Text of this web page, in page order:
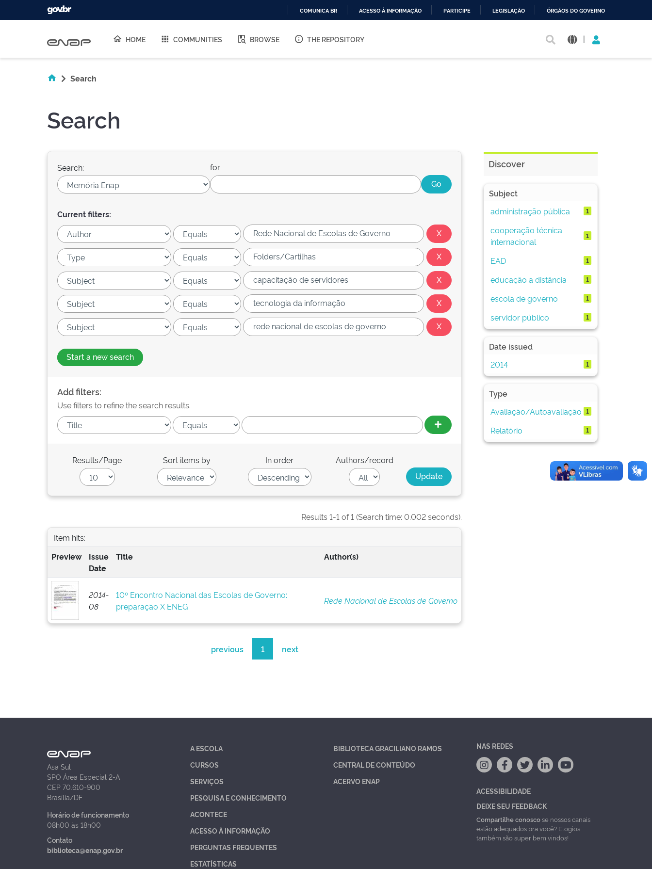
O
COMUNICA BR ACESSO À INFORMAÇÃO PARTICIPE LEGISLAÇÃO ÓRGÃOS DO GOVERNO
HOME COMMUNITIES BROWSE THE REPOSITORY |
Search
Search
Search: for
Current filters:
Start a new search
Add filters:
Use filters to refine the search results.
Results/Page Sort items by In order Authors/record
Results 1-1 of 1 (Search time: 0.002 seconds).
Item hits:
Preview
Issue
Date
Title Author(s)
2014-
08
10º Encontro Nacional das Escolas de Governo:
preparação X ENEG
Rede Nacional de Escolas de Governo
previous 1 next
Discover
Subject
administração pública
1
cooperação técnica
internacional
1
EAD 1
educação a distância 1
escola de governo 1
servidor público 1
Date issued
2014
1
Type
Avaliação/Autoavaliação 1
Relatório 1
Asa Sul
SPO Área Especial 2-A
CEP 70.610-900
Brasília/DF
Horário de funcionamento
08h00 às 18h00
Contato
biblioteca@enap.gov.br
A ESCOLA
CURSOS
SERVIÇOS
PESQUISA E CONHECIMENTO
ACONTECE
ACESSO À INFORMAÇÃO
PERGUNTAS FREQUENTES
ESTATÍSTICAS
BIBLIOTECA GRACILIANO RAMOS
CENTRAL DE CONTEÚDO
ACERVO ENAP
NAS REDES
ACESSIBILIDADE
DEIXE SEU FEEDBACK
Compartilhe conoscose nossos canais
estão adequados pra você? Elogios
também são super bem vindos!